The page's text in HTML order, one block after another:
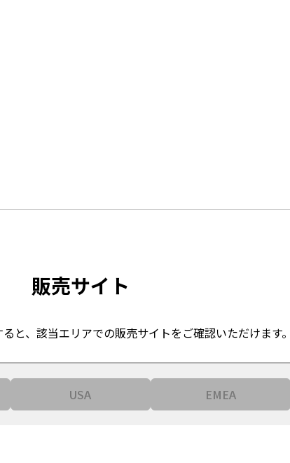
販売サイト
と、 該当エリアでの販売サイトをご確認いただけます。
USA EMEA